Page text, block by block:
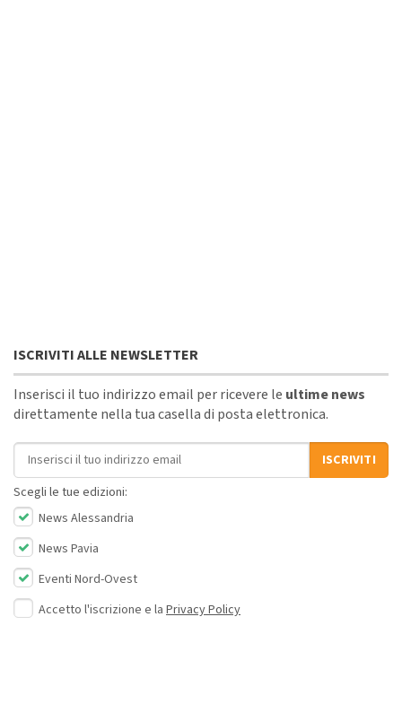
ISCRIVITI ALLE NEWSLETTER
Inserisci il tuo indirizzo email per ricevere le ultime news
direttamente nella tua casella di posta elettronica.
Indirizzo email
ISCRIVITI
Scegli le tue edizioni:
News Alessandria
News Pavia
Eventi Nord-Ovest
Accetto l'iscrizione e la Privacy Policy